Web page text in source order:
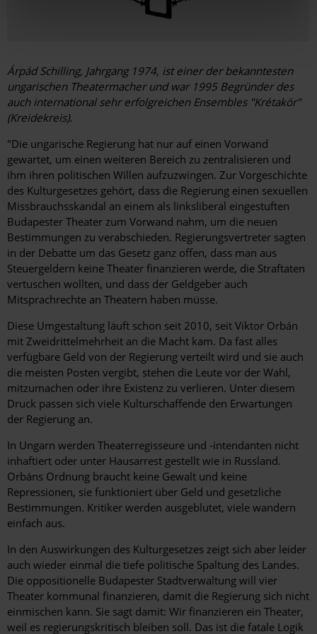
Árpád Schilling, Jahrgang 1974, ist einer der bekanntesten
ungarischen Theatermacher und war 1995 Begründer des
auch international sehr erfolgreichen Ensembles "Krétakör"
(Kreidekreis).
"Die ungarische Regierung hat nur auf einen Vorwand
gewartet, um einen weiteren Bereich zu zentralisieren und
ihm ihren politischen Willen aufzuzwingen. Zur Vorgeschichte
des Kulturgesetzes gehört, dass die Regierung einen sexuellen
Missbrauchs­skandal an einem als linksliberal eingestuften
Budapester Theater zum Vorwand nahm, um die neuen
Bestimmungen zu ver­abschieden. Regierungsvertreter sagten
in der Debatte um das Gesetz ganz offen, dass man aus
Steuergeldern keine Theater ­finanzieren werde, die Straftaten
vertuschen wollten, und dass der Geldgeber auch
Mitsprachrechte an Theatern haben müsse.
Diese Umgestaltung läuft schon seit 2010, seit Viktor Orbán
mit Zweidrittelmehrheit an die Macht kam. Da fast alles
verfügbare Geld von der Regierung verteilt wird und sie auch
die meisten Posten vergibt, stehen die Leute vor der Wahl,
mitzumachen oder ihre Existenz zu verlieren. Unter diesem
Druck passen sich viele Kulturschaffende den Erwartungen
der Regierung an.
In Ungarn werden Theaterregisseure und -intendanten nicht
inhaftiert oder unter Hausarrest gestellt wie in Russland.
Orbáns Ordnung braucht keine Gewalt und keine
Repressionen, sie funktioniert über Geld und gesetzliche
Bestimmungen. Kritiker werden ausgeblutet, viele wandern
einfach aus.
In den Auswirkungen des Kulturgesetzes zeigt sich aber leider
auch wieder einmal die tiefe politische Spaltung des Landes.
Die oppositionelle Budapester Stadtverwaltung will vier
Theater kommunal finanzieren, damit die Regierung sich nicht
einmischen kann. Sie sagt damit: Wir finanzieren ein Theater,
weil es regierungskritisch bleiben soll. Das ist die fatale Logik